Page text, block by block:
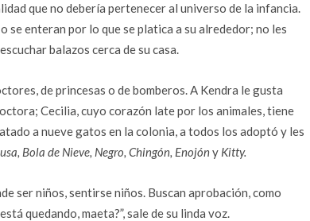
que no debería pertenecer al universo de la infancia.
se enteran por lo que se platica a su alrededor; no les
balazos cerca de su casa.
de princesas o de bomberos. A Kendra le gusta
Cecilia, cuyo corazón late por los animales, tiene
a nueve gatos en la colonia, a todos los adoptó y les
Bola de Nieve, Negro, Chingón, Enojóny Kitty.
ser niños, sentirse niños. Buscan aprobación, como
quedando, maeta?”, sale de su linda voz.